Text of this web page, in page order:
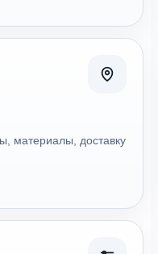
материалы, доставку